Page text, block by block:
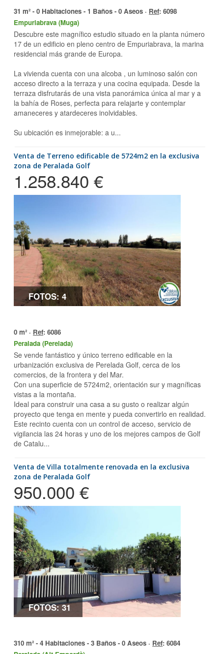
31 m² - 0 Habitaciones - 1 Baños - 0 Aseos · Ref: 6098
Empuriabrava (Muga)
Descubre este magnífico estudio situado en la planta número
17 de un edificio en pleno centro de Empuriabrava, la marina
residencial más grande de Europa.
La vivienda cuenta con una alcoba , un luminoso salón con
acceso directo a la terraza y una cocina equipada. Desde la
terraza disfrutarás de una vista panorámica única al mar y a
la bahía de Roses, perfecta para relajarte y contemplar
amaneceres y atardeceres inolvidables.
Su ubicación es inmejorable: a u...
Venta de Terreno edificable de 5724m2 en la exclusiva
zona de Peralada Golf
1.258.840 €
FOTOS: 4
0 m² · Ref: 6086
Peralada (Perelada)
Se vende fantástico y único terreno edificable en la
urbanización exclusiva de Perelada Golf, cerca de los
comercios, de la frontera y del Mar.
Con una superficie de 5724m2, orientación sur y magníficas
vistas a la montaña.
Ideal para construir una casa a su gusto o realizar algún
proyecto que tenga en mente y pueda convertirlo en realidad.
Este recinto cuenta con un control de acceso, servicio de
vigilancia las 24 horas y uno de los mejores campos de Golf
de Catalu...
Venta de Villa totalmente renovada en la exclusiva
zona de Peralada Golf
950.000 €
FOTOS: 31
310 m² - 4 Habitaciones - 3 Baños - 0 Aseos · Ref: 6084